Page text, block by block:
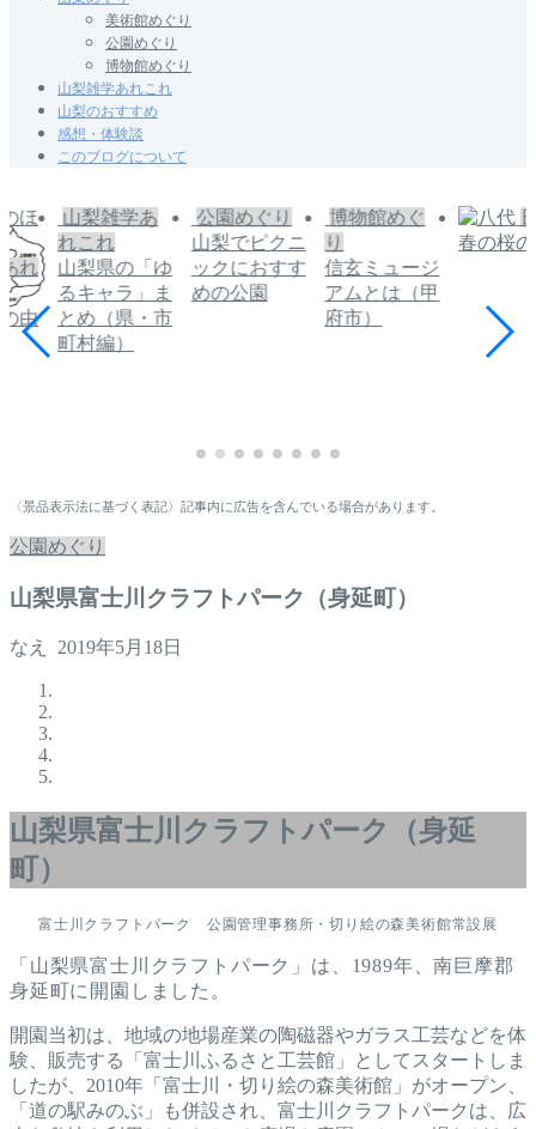
美術館めぐり
公園めぐり
博物館めぐり
山梨雑学あれこれ
山梨のおすすめ
感想・体験談
このブログについて
れ
由
山梨雑学あ
れこれ
山梨県の「ゆ
るキャラ」ま
とめ（県・市
町村編）
公園めぐり
山梨でピクニ
ックにおすす
めの公園
博物館めぐ
り
信玄ミュージ
アムとは（甲
府市）
春の桜
〈景品表示法に基づく表記〉記事内に広告を含んでいる場合があります。
公園めぐり
山梨県富士川クラフトパーク（身延町）
なえ 2019年5月18日
山梨県富士川クラフトパーク（身延
町）
富士川クラフトパーク 公園管理事務所・切り絵の森美術館常設展
「山梨県富士川クラフトパーク」は、1989年、南巨摩郡
身延町に開園しました。
開園当初は、地域の地場産業の陶磁器やガラス工芸などを体
験、販売する「富士川ふるさと工芸館」としてスタートしま
したが、2010年「富士川・切り絵の森美術館」がオープン、
「道の駅みのぶ」も併設され、富士川クラフトパークは、広